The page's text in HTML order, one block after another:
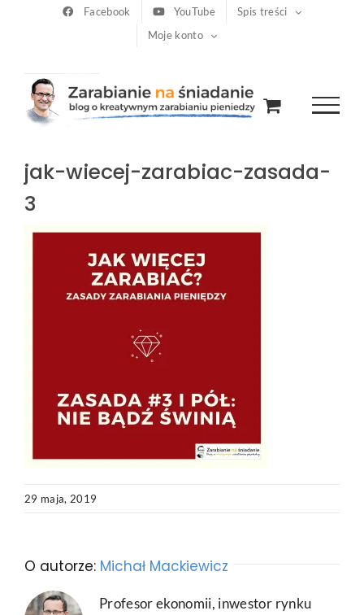
Facebook YouTube
Spis treści
Moje konto
jak-wiecej-zarabiac-zasada-
3
29 maja, 2019
O autorze: Michał Mackiewicz
Profesor ekonomii, inwestor rynku